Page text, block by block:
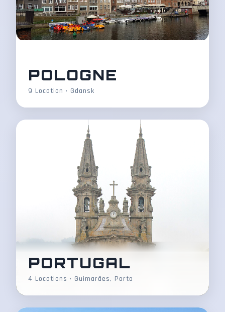
POLOGNE
9 Location • Gdansk
PORTUGAL
4 Locations • Guimarães, Porto